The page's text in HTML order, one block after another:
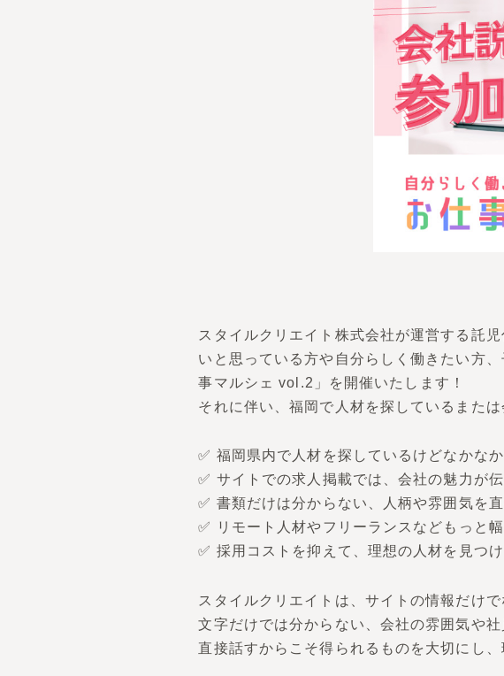
スタイルクリエイト株式会社が運営する託
いと思っている方や自分らしく働きたい方
事マルシェ vol.2」を開催いたします！
それに伴い、福岡で人材を探しているまた
✅ 福岡県内で人材を探しているけどなかな
✅ サイトでの求人掲載では、会社の魅力が
✅ 書類だけは分からない、人柄や雰囲気を
✅ リモート人材やフリーランスなどもっと
✅ 採用コストを抑えて、理想の人材を見つ
スタイルクリエイトは、サイトの情報だけ
文字だけでは分からない、会社の雰囲気や
直接話すからこそ得られるものを大切にし